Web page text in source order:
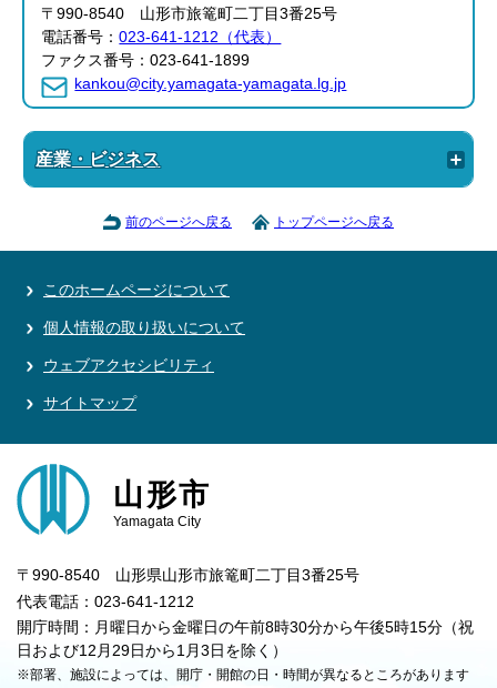
〒990-8540 山形市旅篭町二丁目3番25号
電話番号：023-641-1212（代表）
ファクス番号：023-641-1899
kankou@city.yamagata-yamagata.lg.jp
産業・ビジネス
前のページへ戻る トップページへ戻る
このホームページについて
個人情報の取り扱いについて
ウェブアクセシビリティ
サイトマップ
山形市
Yamagata City
〒990-8540 山形県山形市旅篭町二丁目3番25号
代表電話：023-641-1212
開庁時間：月曜日から金曜日の午前8時30分から午後5時15分（祝
日および12月29日から1月3日を除く）
※部署、施設によっては、開庁・開館の日・時間が異なるところがあります